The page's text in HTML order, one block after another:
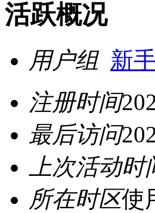
活跃概况
用户组 新
注册时间
最后访问
上次活动时
所在时区使